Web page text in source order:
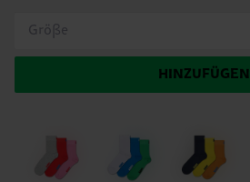
Größe
HINZUFÜGEN